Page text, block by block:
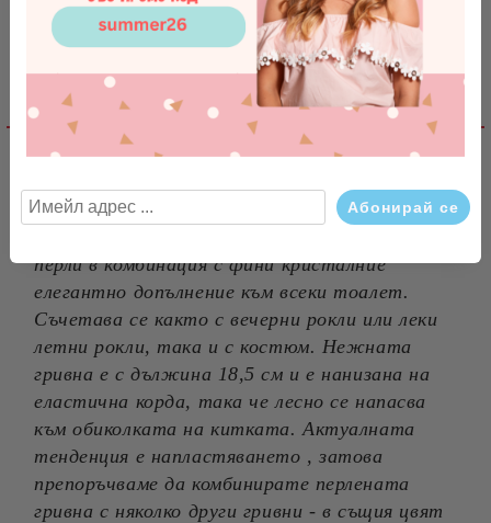
Съгласен съм сПолитиката за лични данни
Ние ще се свържем с вас в рамките на работния ден.
Ревюта
Детайлно описание
Свързани продукти
перли в комбинация с фини кристалние
елегантно допълнение към всеки тоалет.
Съчетава се както с вечерни рокли или леки
летни рокли, така и с костюм. Нежната
гривна е с дължина 18,5 см и е нанизана на
еластична корда, така че лесно се напасва
към обиколката на китката. Актуалната
тенденция е напластяването , затова
препоръчваме да комбинирате перлената
гривна с няколко други гривни - в същия цвят